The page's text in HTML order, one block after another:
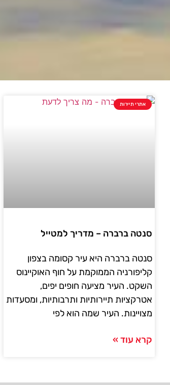
אתרי תיירות
סנטה ברברה – מדריך למטייל
סנטה ברברה היא עיר קסומה בצפון
קליפורניה הממוקמת על חוף האוקיינוס
השקט. העיר מציעה חופים יפים,
אטרקציות תיירותיות ותרבותיות, ומסעדות
מצויינות. העיר שמה הוא לפי
קרא עוד »